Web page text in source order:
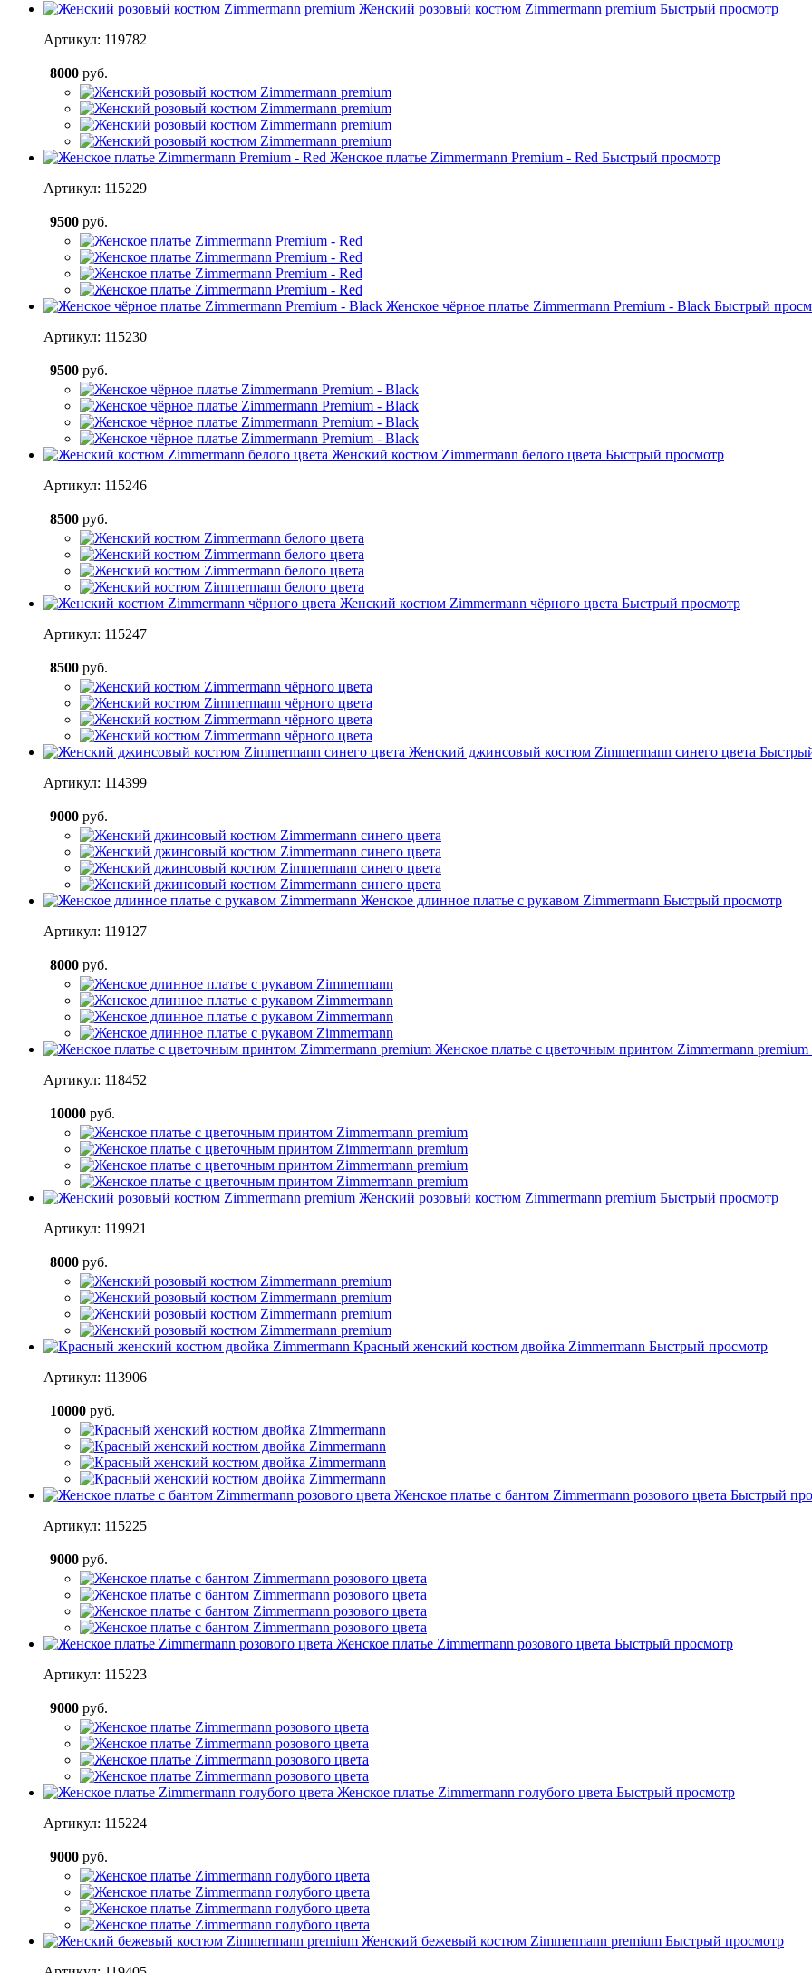
Женский розовый костюм Zimmermann premium Быстрый просмотр
Артикул: 119782
8000 руб.
Женское платье Zimmermann Premium - Red Быстрый просмотр
Артикул: 115229
9500 руб.
Женское чёрное платье Zimmermann Premium - Black Быстрый
Артикул: 115230
9500 руб.
Женский костюм Zimmermann белого цвета Быстрый просмотр
Артикул: 115246
8500 руб.
Женский костюм Zimmermann чёрного цвета Быстрый просмотр
Артикул: 115247
8500 руб.
Женский джинсовый костюм Zimmermann синего цвета
Артикул: 114399
9000 руб.
Женское длинное платье с рукавом Zimmermann Быстрый просмотр
Артикул: 119127
8000 руб.
Женское платье с цветочным принтом Zimmermann premium
Артикул: 118452
10000 руб.
Женский розовый костюм Zimmermann premium Быстрый просмотр
Артикул: 119921
8000 руб.
Красный женский костюм двойка Zimmermann Быстрый просмотр
Артикул: 113906
10000 руб.
Женское платье с бантом Zimmermann розового цвета Быстрый
Артикул: 115225
9000 руб.
Женское платье Zimmermann розового цвета Быстрый просмотр
Артикул: 115223
9000 руб.
Женское платье Zimmermann голубого цвета Быстрый просмотр
Артикул: 115224
9000 руб.
Женский бежевый костюм Zimmermann premium Быстрый просмотр